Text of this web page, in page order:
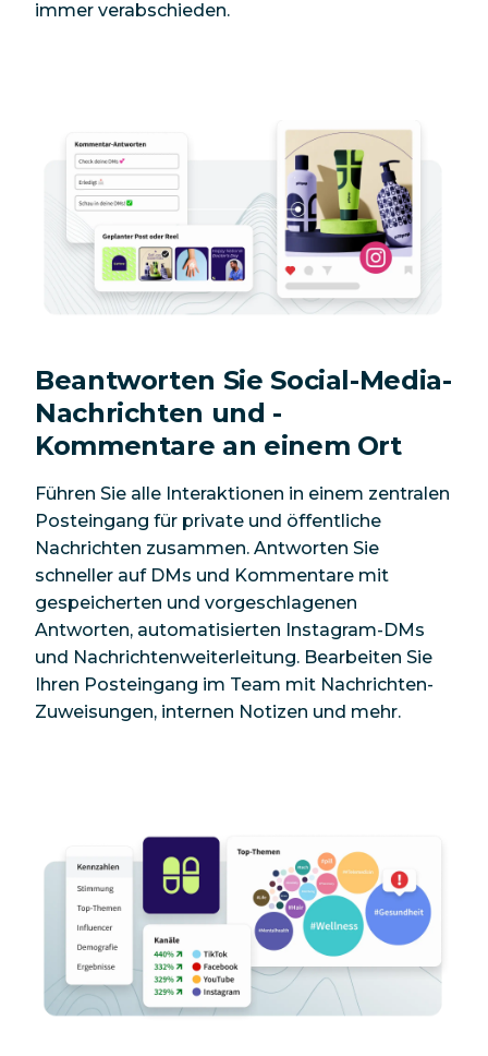
immer verabschieden.
Beantworten Sie Social-Media-
Nachrichten und -
Kommentare an einem Ort
Führen Sie alle Interaktionen in einem zentralen
Posteingang für private und öffentliche
Nachrichten zusammen. Antworten Sie
schneller auf DMs und Kommentare mit
gespeicherten und vorgeschlagenen
Antworten, automatisierten Instagram-DMs
und Nachrichtenweiterleitung. Bearbeiten Sie
Ihren Posteingang im Team mit Nachrichten-
Zuweisungen, internen Notizen und mehr.